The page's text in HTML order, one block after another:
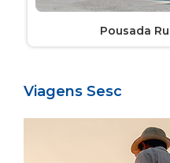
Pousada
Viagens Sesc